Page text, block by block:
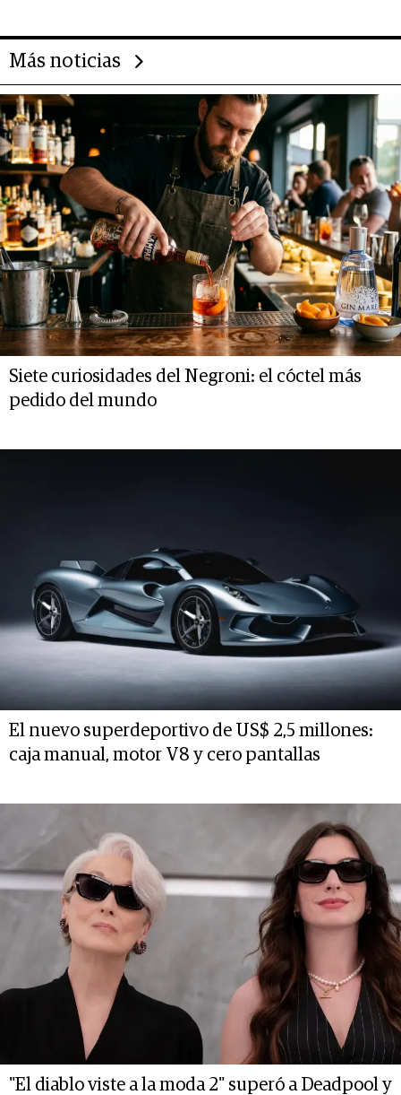
Más noticias
Siete curiosidades del Negroni: el cóctel más
pedido del mundo
El nuevo superdeportivo de US$ 2,5 millones:
caja manual, motor V8 y cero pantallas
"El diablo viste a la moda 2" superó a Deadpool y